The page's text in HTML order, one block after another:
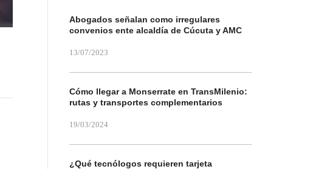
Abogados señalan como irregulares
convenios ente alcaldía de Cúcuta y AMC
13/07/2023
Cómo llegar a Monserrate en TransMilenio:
rutas y transportes complementarios
19/03/2024
¿Qué tecnólogos requieren tarjeta